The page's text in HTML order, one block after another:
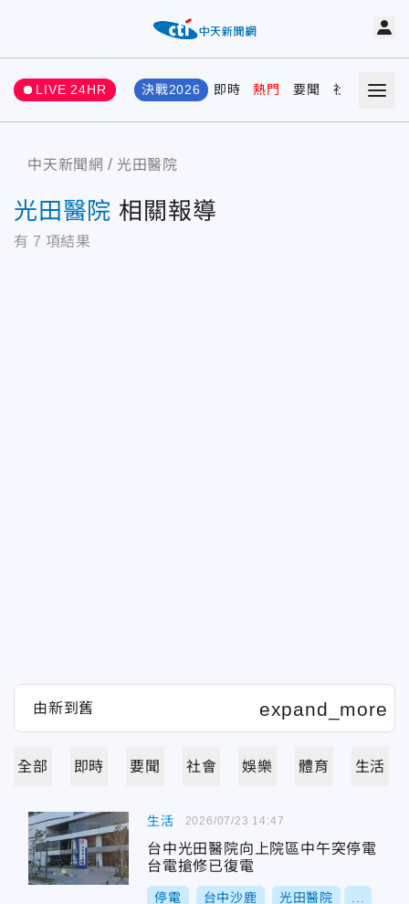
LIVE 24HR 決戰2026 即時 熱門 要聞 社會 娛樂
中天新聞網 光田醫院
光田醫院 相關報導
有 7 項結果
全部 即時 要聞 社會 娛樂 體育 生活
生活
台中光田醫院向上院區中午突停電
台電搶修已復電
停電 台中沙鹿 光田醫院
2026/07/23 14:47